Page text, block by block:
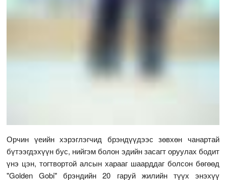
Орчин үеийн хэрэглэгчид брэндүүдээс зөвхөн чанартай
бүтээгдэхүүн бус, нийгэм болон эдийн засагт оруулах бодит
үнэ цэн, тогтвортой алсын харааг шаарддаг болсон бөгөөд
"Golden Gobi" брэндийн 20 гаруй жилийн түүх энэхүү